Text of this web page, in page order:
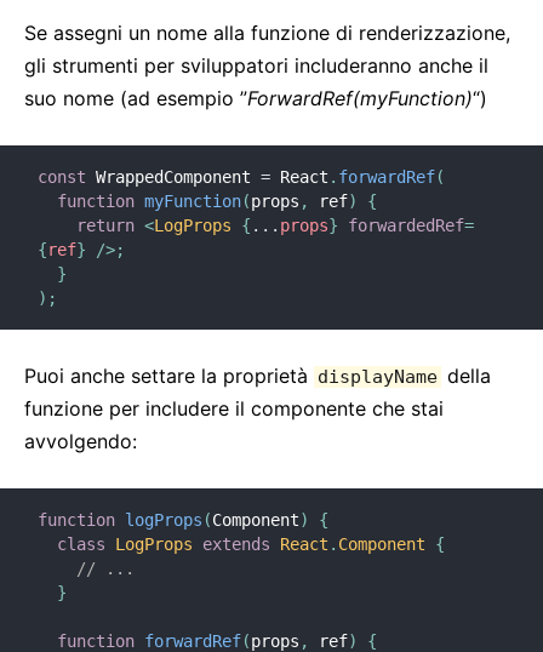
Se assegni un nome alla funzione di renderizzazione,
gli strumenti per sviluppatori includeranno anche il
suo nome (ad esempio ”ForwardRef(myFunction)“)
const WrappedComponent = React . forwardRef(
function myFunction(props , ref)
{
return <LogProps { ... props} forwardedRef=
{ref} />;
}
) ;
Puoi anche settare la proprietà displayName della
funzione per includere il componente che stai
avvolgendo:
function logProps (Component)
{
class
LogProps extends React . Component
{
// ...
}
function forwardRef(props , ref)
{